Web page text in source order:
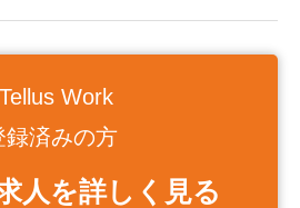
Tellus Work
録済みの方
人を詳しく見る